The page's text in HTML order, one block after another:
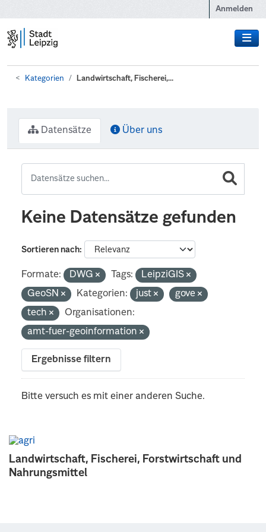
Anmelden
Kategorien Landwirtschaft, Fischerei,...
Landwirtschaft, Fischerei, Forstwirtschaft und
Nahrungsmittel
Datensätze Über uns
Keine Datensätze gefunden
Sortieren nach
Formate: DWG Tags:
LeipziGIS
GeoSN
Kategorien: just
gove
tech
Organisationen:
amt-fuer-geoinformation
Ergebnisse filtern
Bitte versuch es mit einer anderen Suche.